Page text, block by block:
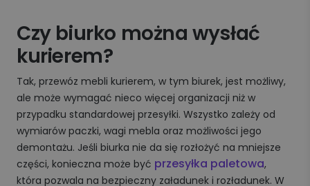
Czy biurko można wysłać
kurierem?
Tak, przewóz mebli kurierem, w tym biurek, jest możliwy,
ale może wymagać nieco więcej organizacji niż w
przypadku standardowej przesyłki. Wszystko zależy od
wymiarów paczki, wagi mebla oraz możliwości jego
demontażu. Jeśli biurka nie da się rozłożyć na mniejsze
części, konieczna może być przesyłka paletowa,
która pozwala na bezpieczny załadunek i rozładunek. W